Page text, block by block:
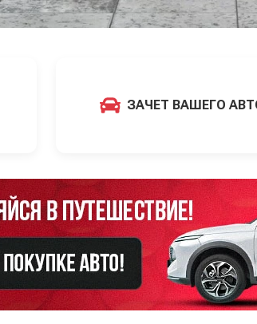
ЗАЧЕТ ВАШЕГО